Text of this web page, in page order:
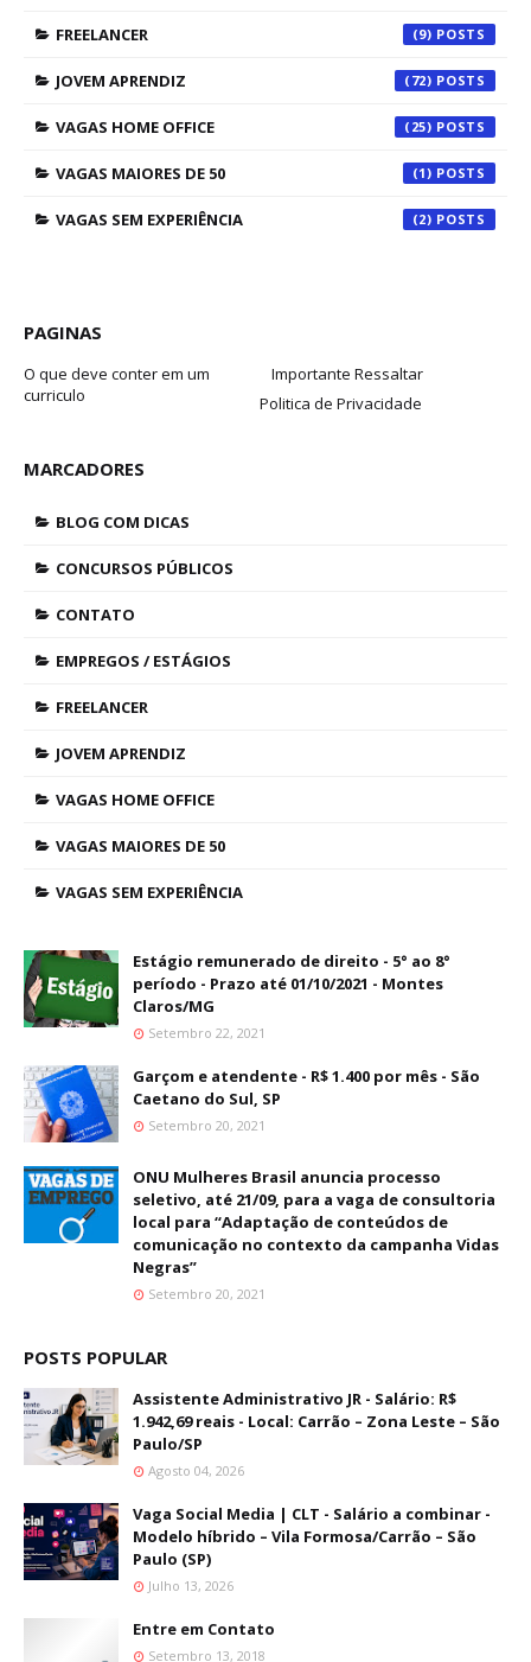
FREELANCER (9)
JOVEM APRENDIZ (72)
VAGAS HOME OFFICE (25)
VAGAS MAIORES DE 50 (1)
VAGAS SEM EXPERIÊNCIA (2)
PAGINAS
O que deve conter em um
curriculo
Importante Ressaltar
Politica de Privacidade
MARCADORES
BLOG COM DICAS
CONCURSOS PÚBLICOS
CONTATO
EMPREGOS / ESTÁGIOS
FREELANCER
JOVEM APRENDIZ
VAGAS HOME OFFICE
VAGAS MAIORES DE 50
VAGAS SEM EXPERIÊNCIA
Estágio remunerado de direito - 5° ao 8°
período - Prazo até 01/10/2021 - Montes
Claros/MG
Setembro 22, 2021
Garçom e atendente - R$ 1.400 por mês - São
Caetano do Sul, SP
Setembro 20, 2021
ONU Mulheres Brasil anuncia processo
seletivo, até 21/09, para a vaga de consultoria
local para “Adaptação de conteúdos de
comunicação no contexto da campanha Vidas
Negras”
Setembro 20, 2021
POSTS POPULAR
Assistente Administrativo JR - Salário: R$
1.942,69 reais - Local: Carrão – Zona Leste – São
Paulo/SP
Agosto 04, 2026
Vaga Social Media | CLT - Salário a combinar -
Modelo híbrido – Vila Formosa/Carrão – São
Paulo (SP)
Julho 13, 2026
Entre em Contato
Setembro 13, 2018